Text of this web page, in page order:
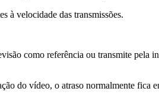
à velocidade das transmissões.
como referência ou transmite pela
do vídeo, o atraso normalmente fica